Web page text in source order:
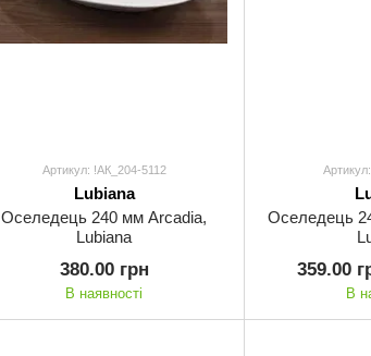
Артикул: !АК_204-5112
Lubiana
Оселедець 240 мм Arcadia,
Lubiana
380.00 грн
В наявності
Оселедець
359.00
В